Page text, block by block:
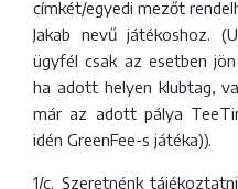
címkét/egyedi mezőt
Jakab nevű játékoshoz.
ügyfél csak az esetben
ha adott helyen klubtag,
már az adott pálya
idén GreenFee-s játéka)).
1/c. Szeretnénk